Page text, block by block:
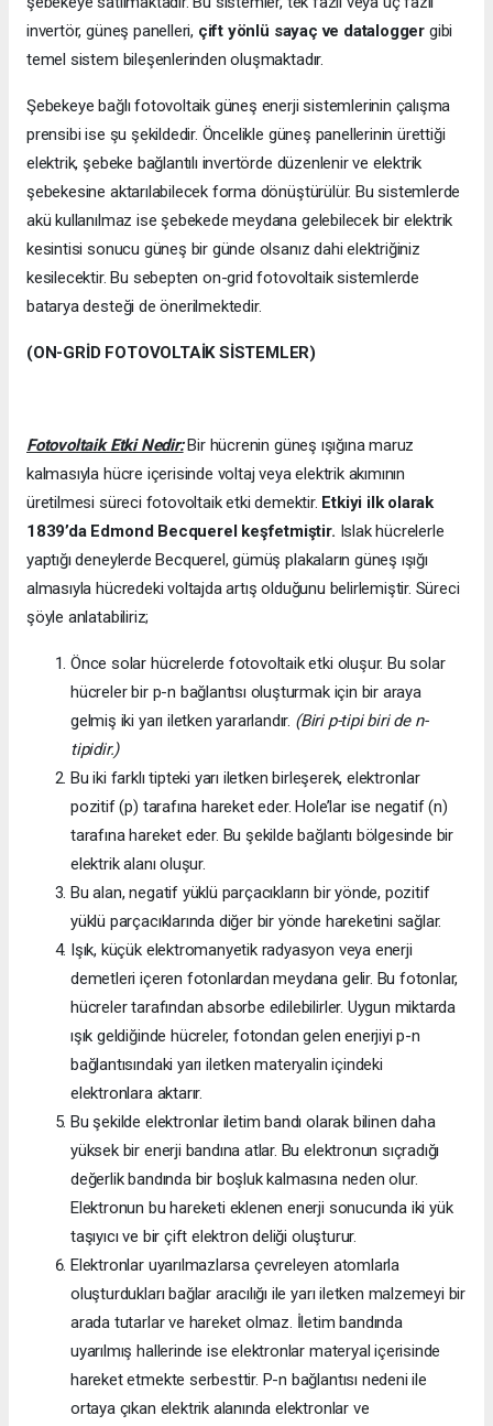
invertör, güneş panelleri, çift yönlü sayaç ve datalogger gibi
temel sistem bileşenlerinden oluşmaktadır.
Şebekeye bağlı fotovoltaik güneş enerji sistemlerinin çalışma
prensibi ise şu şekildedir. Öncelikle güneş panellerinin ürettiği
elektrik, şebeke bağlantılı invertörde düzenlenir ve elektrik
şebekesine aktarılabilecek forma dönüştürülür. Bu sistemlerde
akü kullanılmaz ise şebekede meydana gelebilecek bir elektrik
kesintisi sonucu güneş bir günde olsanız dahi elektriğiniz
kesilecektir. Bu sebepten on-grid fotovoltaik sistemlerde
batarya desteği de önerilmektedir.
(ON-GRİD FOTOVOLTAİK SİSTEMLER)
Fotovoltaik Etki Nedir:Bir hücrenin güneş ışığına maruz
kalmasıyla hücre içerisinde voltaj veya elektrik akımının
üretilmesi süreci fotovoltaik etki demektir. Etkiyi ilk olarak
1839’da Edmond Becquerel keşfetmiştir. Islak hücrelerle
yaptığı deneylerde Becquerel, gümüş plakaların güneş ışığı
almasıyla hücredeki voltajda artış olduğunu belirlemiştir. Süreci
şöyle anlatabiliriz;
Önce solar hücrelerde fotovoltaik etki oluşur. Bu solar
hücreler bir p-n bağlantısı oluşturmak için bir araya
gelmiş iki yarı iletken yararlandır. (Biri p-tipi biri de n-
tipidir.)
Bu iki farklı tipteki yarı iletken birleşerek, elektronlar
pozitif (p) tarafına hareket eder. Hole’lar ise negatif (n)
tarafına hareket eder. Bu şekilde bağlantı bölgesinde bir
elektrik alanı oluşur.
Bu alan, negatif yüklü parçacıkların bir yönde, pozitif
yüklü parçacıklarında diğer bir yönde hareketini sağlar.
Işık, küçük elektromanyetik radyasyon veya enerji
demetleri içeren fotonlardan meydana gelir. Bu fotonlar,
hücreler tarafından absorbe edilebilirler. Uygun miktarda
ışık geldiğinde hücreler, fotondan gelen enerjiyi p-n
bağlantısındaki yarı iletken materyalin içindeki
elektronlara aktarır.
Bu şekilde elektronlar iletim bandı olarak bilinen daha
yüksek bir enerji bandına atlar. Bu elektronun sıçradığı
değerlik bandında bir boşluk kalmasına neden olur.
Elektronun bu hareketi eklenen enerji sonucunda iki yük
taşıyıcı ve bir çift elektron deliği oluşturur.
Elektronlar uyarılmazlarsa çevreleyen atomlarla
oluşturdukları bağlar aracılığı ile yarı iletken malzemeyi bir
arada tutarlar ve hareket olmaz. İletim bandında
uyarılmış hallerinde ise elektronlar materyal içerisinde
hareket etmekte serbesttir. P-n bağlantısı nedeni ile
ortaya çıkan elektrik alanında elektronlar ve